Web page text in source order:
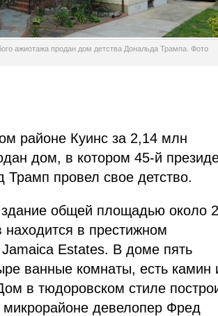
ажиотажа продан дом детства Дональда Трампа. Фото
районе Куинс за 2,14 млн
дом, в котором 45-й
провел свое детство.
общей площадью около 2
находится в престижном
Estates. В доме пять
ванные комнаты, есть камин
в тюдоровском стиле
микрорайоне девелопер Фред